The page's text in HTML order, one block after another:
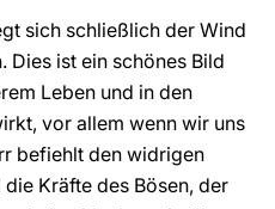
sich schließlich der Wind
Dies ist ein schönes Bild
Leben und in den
vor allem wenn wir uns
befiehlt den widrigen
Kräfte des Bösen, der